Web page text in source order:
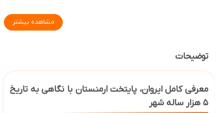
مشاهده بیشتر
توضیحات
معرفی کامل ایروان، پایتخت ارمنستان با نگاهی به تاریخ
۵هزار ساله شهر